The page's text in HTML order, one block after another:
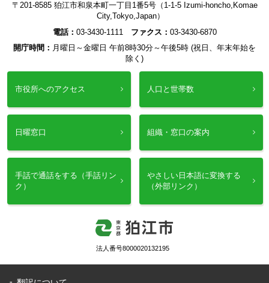
〒201-8585 狛江市和泉本町一丁目1番5号（1-1-5 Izumi-honcho,Komae
City,Tokyo,Japan）
電話： 03-3430-1111 ファクス： 03-3430-6870
開庁時間： 月曜日～金曜日 午前8時30分～午後5時 (祝日、年末年始を
除く)
市役所へのアクセス 人口と世帯数
日曜窓口 組織・窓口の案内
手話で通話をする（手話リン
ク）
やさしい日本語に変換する
（外部リンク）
法人番号8000020132195